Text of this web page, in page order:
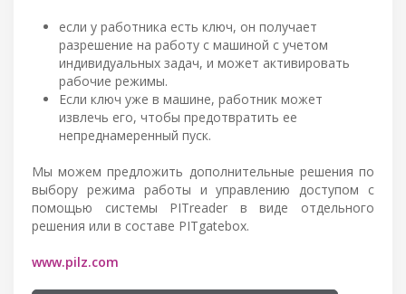
если у работника есть ключ, он получает
разрешение на работу с машиной с учетом
индивидуальных задач, и может активировать
рабочие режимы.
Если ключ уже в машине, работник может
извлечь его, чтобы предотвратить ее
непреднамеренный пуск.
Мы можем предложить дополнительные решения по
выбору режима работы и управлению доступом с
помощью системы PITreader в виде отдельного
решения или в составе PITgatebox.
www.pilz.com